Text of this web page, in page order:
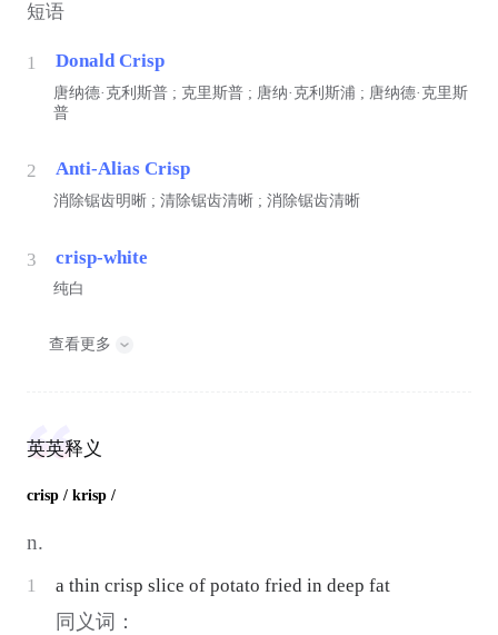
短语
1 Donald Crisp
唐纳德·克利斯普 ; 克里斯普 ; 唐纳·克利斯浦 ; 唐纳德·克里斯
普
2 Anti-Alias Crisp
消除锯齿明晰 ; 清除锯齿清晰 ; 消除锯齿清晰
3 crisp-white
纯白
查看更多
英英释义
crisp / krisp /
n.
1 a thin crisp slice of potato fried in deep fat
同义词：